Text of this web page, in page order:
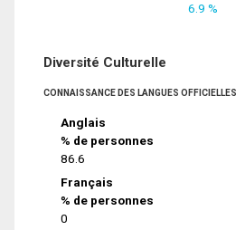
6.9 %
Diversité Culturelle
CONNAISSANCE DES LANGUES OFFICIELLES
Anglais
% de personnes
86.6
Français
% de personnes
0